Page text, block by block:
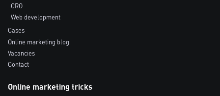
CRO
Web development
Cases
Online marketing blog
Vacancies
Contact
Online marketing tricks